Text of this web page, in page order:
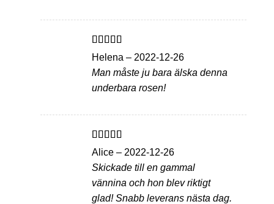
Betygsatt
5
Helena – 2022-12-26
Man måste ju bara älska denna
underbara rosen!
Betygsatt5
av 5
Alice – 2022-12-26
Skickade till en gammal
vännina och hon blev riktigt
glad! Snabb leverans nästa dag.